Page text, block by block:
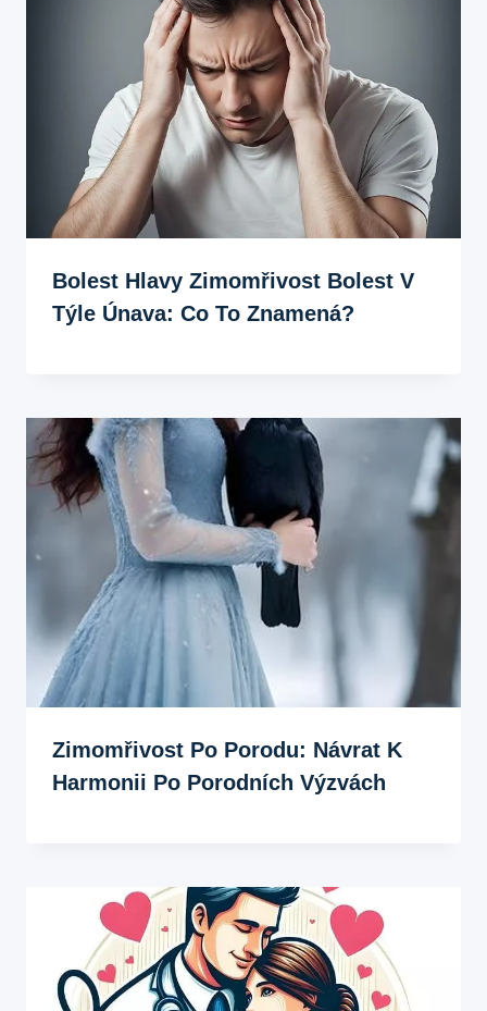
Bolest Hlavy Zimomřivost Bolest V
Týle Únava: Co To Znamená?
Zimomřivost Po Porodu: Návrat K
Harmonii Po Porodních Výzvách